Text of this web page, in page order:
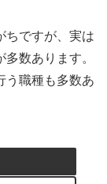
ちですが、実は
数あります。
う職種も多数あ